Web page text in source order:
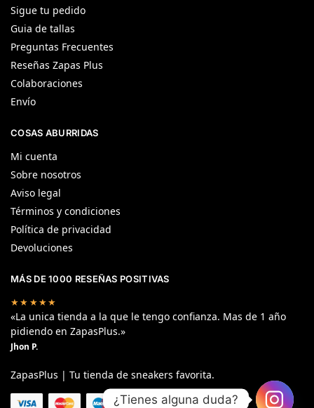
Sigue tu pedido
Guia de tallas
Preguntas Frecuentes
Reseñas Zapas Plus
Colaboraciones
Envío
COSAS ABURRIDAS
Mi cuenta
Sobre nosotros
Aviso legal
Términos y condiciones
Política de privacidad
Devoluciones
MÁS DE 1000 RESEÑAS POSITIVAS
★★★★★
«La unica tienda a la que le tengo confianza. Mas de 1 año
pidiendo en ZapasPlus.»
Jhon P.
ZapasPlus | Tu tienda de sneakers favorita.
¿Tienes alguna duda?